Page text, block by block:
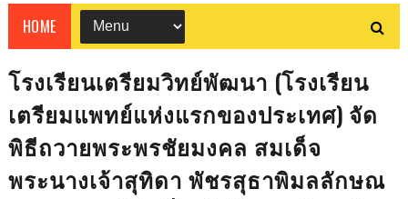
HOME
โรงเรียนเตรียมวิทย์พัฒนา (โรงเรียน
เตรียมแพทย์แห่งแรกของประเทศ) จัด
พิธีถวายพระพรชัยมงคล สมเด็จ
พระนางเจ้าสุทิดา พัชรสุธาพิมลลักษณ